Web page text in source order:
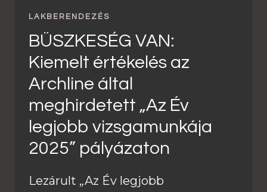
LAKBERENDEZÉS
BÜSZKESÉG VAN:
Kiemelt értékelés az
Archline által
meghirdetett „Az Év
legjobb vizsgamunkája
2025” pályázaton
Lezárult „Az Év legjobb